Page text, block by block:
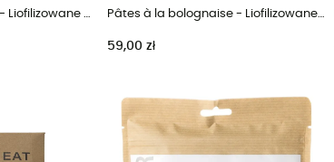
Pâtes aux fromages - Liofilizowane danie Pâtes à la bolognaise - Liofilizowane danie
59,00 zł